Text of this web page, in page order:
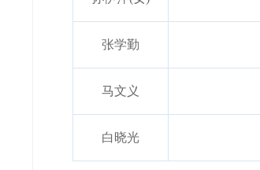
张学勤
马文义
白晓光